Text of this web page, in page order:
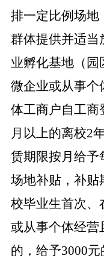
排一定比例场地
群体提供并适当
业孵化基地（
微企业或从事个
体工商户自工商
月以上的离校2
赁期限按月给予
场地补贴，补贴
校毕业生首次、
或从事个体经营
的，给予3000